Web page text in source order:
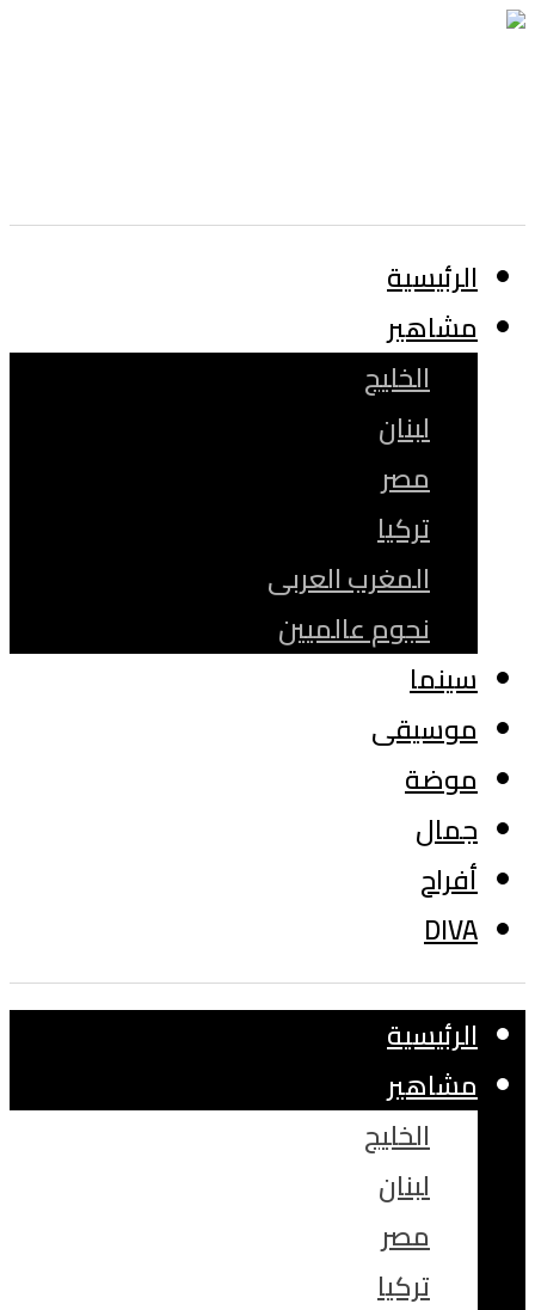
الرئيسية
مشاهير
الخليج
لبنان
مصر
تركيا
المغرب العربى
نجوم عالميين
سينما
موسيقى
موضة
جمال
أفراح
DIVA
الرئيسية
مشاهير
الخليج
لبنان
مصر
تركيا